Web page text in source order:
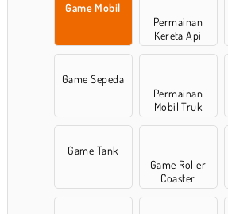
Game Mobil
Permainan
Kereta Api
Game Sepeda
Permainan
Mobil Truk
Game Tank
Game Roller
Coaster